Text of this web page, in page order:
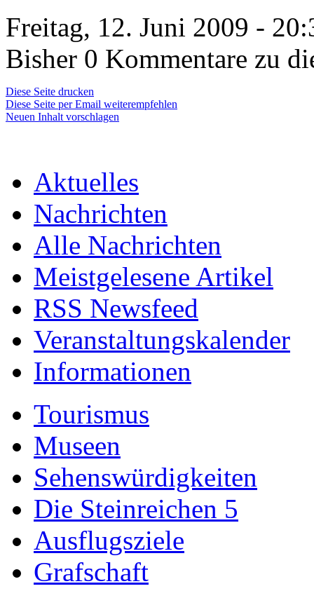
Freitag, 12. Juni 2009 -
Bisher 0 Kommentare zu
Diese Seite drucken
Diese Seite per Email weiterempfehlen
Neuen Inhalt vorschlagen
Aktuelles
Nachrichten
Alle Nachrichten
Meistgelesene Artikel
RSS Newsfeed
Veranstaltungskalender
Informationen
Tourismus
Museen
Sehenswürdigkeiten
Die Steinreichen 5
Ausflugsziele
Grafschaft